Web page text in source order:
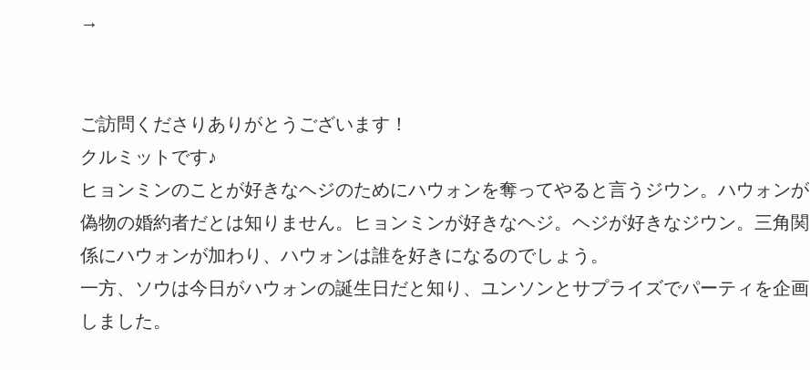
→
ご訪問くださりありがとうございます！
クルミットです♪
ヒョンミンのことが好きなヘジのためにハウォンを奪ってやると言うジウン。ハウォンが
偽物の婚約者だとは知りません。ヒョンミンが好きなヘジ。ヘジが好きなジウン。三角関
係にハウォンが加わり、ハウォンは誰を好きになるのでしょう。
一方、ソウは今日がハウォンの誕生日だと知り、ユンソンとサプライズでパーティを企画
しました。